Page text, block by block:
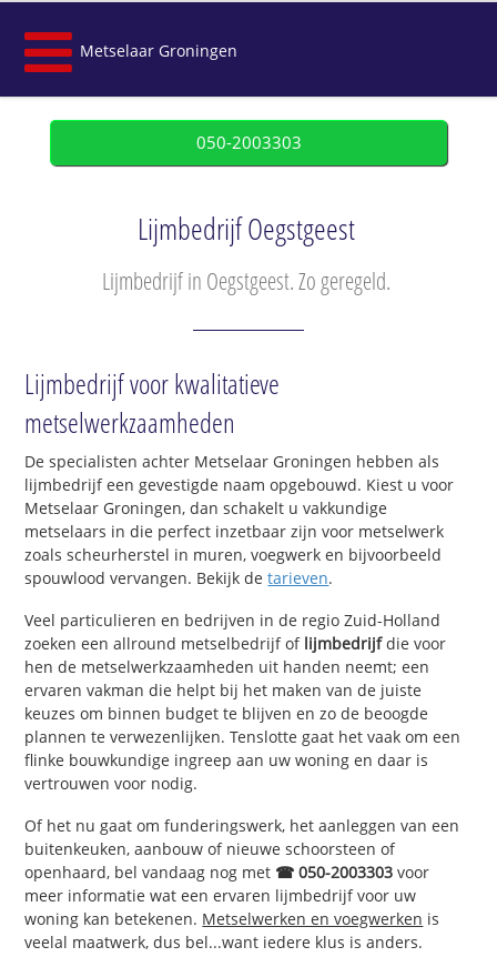
Metselaar Groningen
050-2003303
Lijmbedrijf Oegstgeest
Lijmbedrijf in Oegstgeest. Zo geregeld.
Lijmbedrijf voor kwalitatieve
metselwerkzaamheden
De specialisten achter Metselaar Groningen hebben als
lijmbedrijf een gevestigde naam opgebouwd. Kiest u voor
Metselaar Groningen, dan schakelt u vakkundige
metselaars in die perfect inzetbaar zijn voor metselwerk
zoals scheurherstel in muren, voegwerk en bijvoorbeeld
spouwlood vervangen. Bekijk detarieven.
Veel particulieren en bedrijven in de regio Zuid-Holland
zoeken een allround metselbedrijf of lijmbedrijfdie voor
hen de metselwerkzaamheden uit handen neemt; een
ervaren vakman die helpt bij het maken van de juiste
keuzes om binnen budget te blijven en zo de beoogde
plannen te verwezenlijken. Tenslotte gaat het vaak om een
flinke bouwkundige ingreep aan uw woning en daar is
vertrouwen voor nodig.
Of het nu gaat om funderingswerk, het aanleggen van een
buitenkeuken, aanbouw of nieuwe schoorsteen of
openhaard, bel vandaag nog met ☎ 050-2003303 voor
meer informatie wat een ervaren lijmbedrijf voor uw
woning kan betekenen. Metselwerken en voegwerken is
veelal maatwerk, dus bel...want iedere klus is anders.